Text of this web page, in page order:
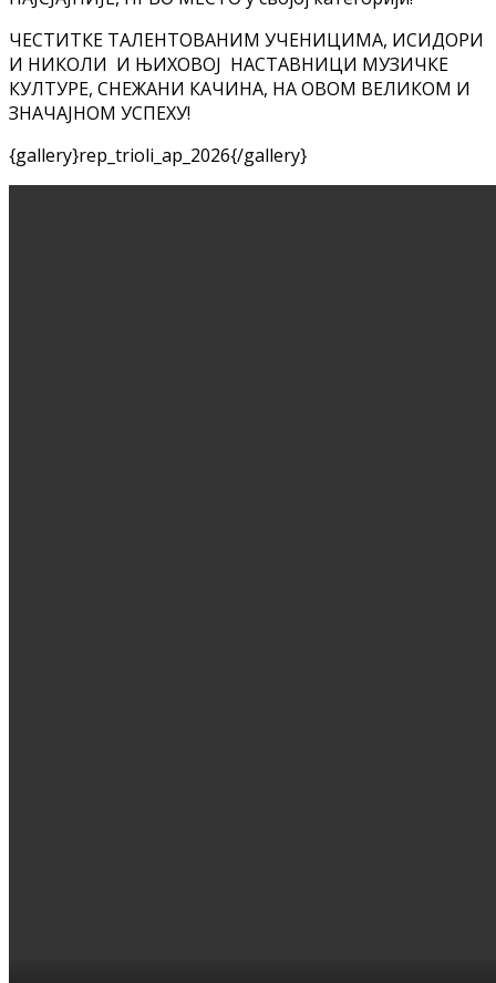
ЧЕСТИТКЕ ТАЛЕНТОВАНИМ УЧЕНИЦИМА, ИСИДОРИ
И НИКОЛИ И ЊИХОВОЈ НАСТАВНИЦИ МУЗИЧКЕ
КУЛТУРЕ, СНЕЖАНИ КАЧИНА, НА ОВОМ ВЕЛИКОМ И
ЗНАЧАЈНОМ УСПЕХУ!
{gallery}rep_trioli_ap_2026{/gallery}